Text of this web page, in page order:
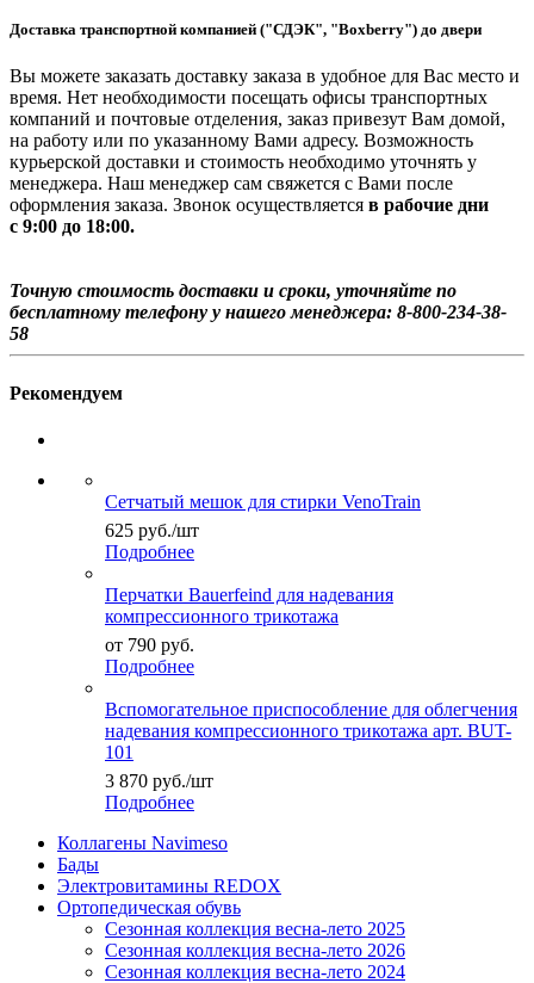
Доставка транспортной компанией ("СДЭК", "Boxberry") до двери
Вы можете заказать доставку заказа в удобное для Вас место и
время. Нет необходимости посещать офисы транспортных
компаний и почтовые отделения, заказ привезут Вам домой,
на работу или по указанному Вами адресу. Возможность
курьерской доставки и стоимость необходимо уточнять у
менеджера. Наш менеджер сам свяжется с Вами после
оформления заказа. Звонок осуществляется в рабочие дни
с 9:00 до 18:00.
Точную стоимость доставки и сроки, уточняйте по
бесплатному телефону у нашего менеджера: 8-800-234-38-
58
Рекомендуем
Сетчатый мешок для стирки VenoTrain
625 руб./шт
Подробнее
Перчатки Bauerfeind для надевания
компрессионного трикотажа
от 790 руб.
Подробнее
Вспомогательное приспособление для облегчения
надевания компрессионного трикотажа арт. BUT-
101
3 870 руб./шт
Подробнее
Коллагены Navimeso
Бады
Электровитамины REDOX
Ортопедическая обувь
Сезонная коллекция весна-лето 2025
Сезонная коллекция весна-лето 2026
Сезонная коллекция весна-лето 2024